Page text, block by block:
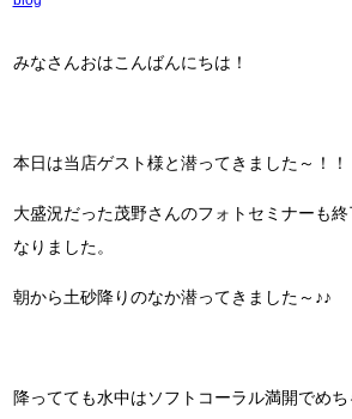
みなさんおはこんばんにちは！
本日は当店ゲスト様と潜ってきました～！！
大盛況だった茂野さんのフォトセミナーも
なりました。
朝から土砂降りのなか潜ってきました～♪♪
降ってても水中はソフトコーラル満開でめ